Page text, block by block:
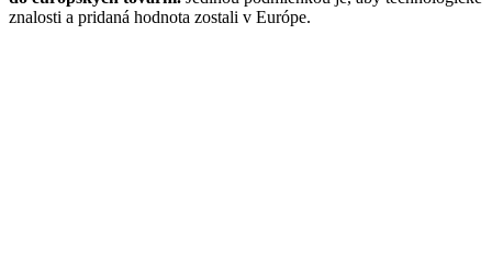
znalosti a pridaná hodnota zostali v Európe.